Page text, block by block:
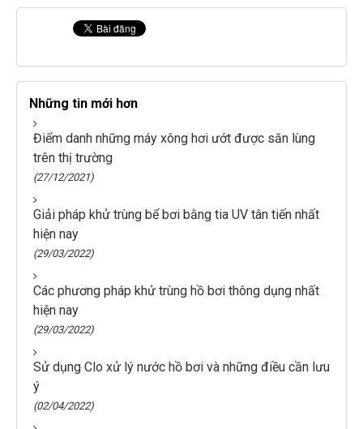
Những tin mới hơn
Điểm danh những máy xông hơi ướt được săn lùng
trên thị trường
(27/12/2021)
Giải pháp khử trùng bể bơi bằng tia UV tân tiến nhất
hiện nay
(29/03/2022)
Các phương pháp khử trùng hồ bơi thông dụng nhất
hiện nay
(29/03/2022)
Sử dụng Clo xử lý nước hồ bơi và những điều cần lưu
ý
(02/04/2022)